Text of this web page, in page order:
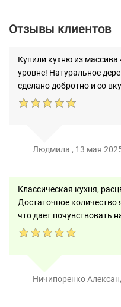
Отзывы клиентов
Купили кухню из
уровне! Натуральное
сделано добротно и со
Людмила , 13 мая
Классическая кухня,
Достаточное количество
что дает почувствовать
Ничипоренко